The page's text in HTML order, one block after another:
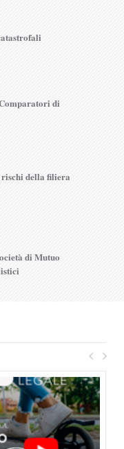
di
della filiera
di Mutuo